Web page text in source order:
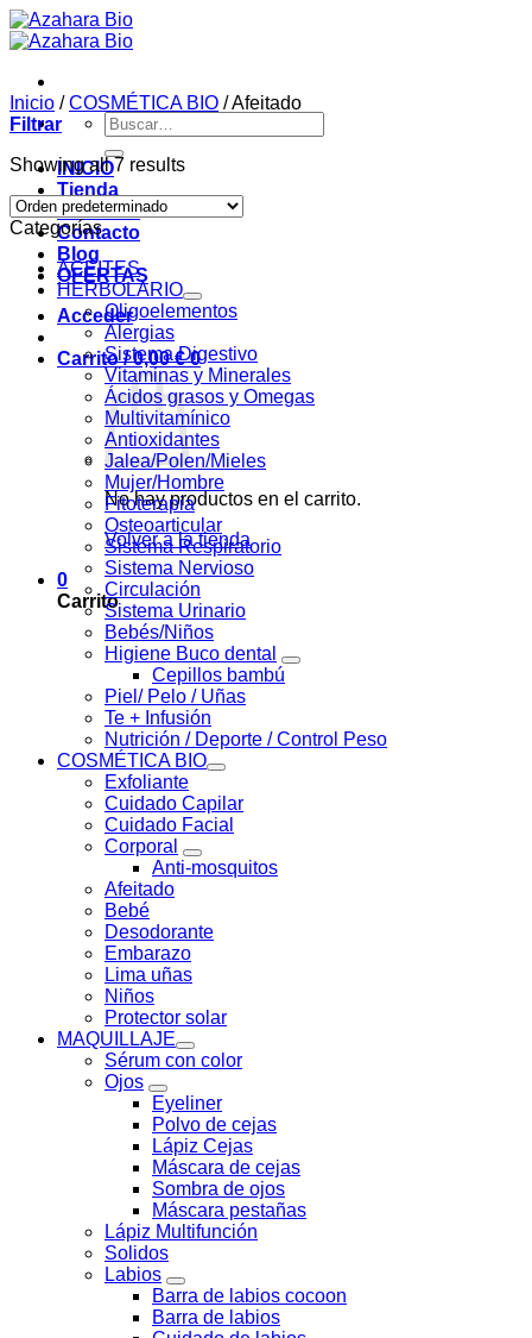
Saltar
al
Buscar
por:
INICIO
Tienda
Nosotras
Contacto
Blog
OFERTAS
Acceder
Carrito /0,00€ 0
No hay productos en el carrito.
Volver a la tienda
0
Carrito
Inicio / COSMÉTICA BIO /Afeitado
Filtrar
Showing all 7 results
Categorías
ACEITES
HERBOLARIO
Oligoelementos
Alergias
Sistema Digestivo
Vitaminas y Minerales
Ácidos grasos y Omegas
Multivitamínico
Antioxidantes
Jalea/Polen/Mieles
Mujer/Hombre
Fitoterapia
Osteoarticular
Sistema Respiratorio
Sistema Nervioso
Circulación
Sistema Urinario
Bebés/Niños
Higiene Buco dental
Cepillos bambú
Piel/ Pelo / Uñas
Te + Infusión
Nutrición / Deporte / Control Peso
COSMÉTICA BIO
Exfoliante
Cuidado Capilar
Cuidado Facial
Corporal
Anti-mosquitos
Afeitado
Bebé
Desodorante
Embarazo
Lima uñas
Niños
Protector solar
MAQUILLAJE
Sérum con color
Ojos
Eyeliner
Polvo de cejas
Lápiz Cejas
Máscara de cejas
Sombra de ojos
Máscara pestañas
Lápiz Multifunción
Solidos
Labios
Barra de labios cocoon
Barra de labios